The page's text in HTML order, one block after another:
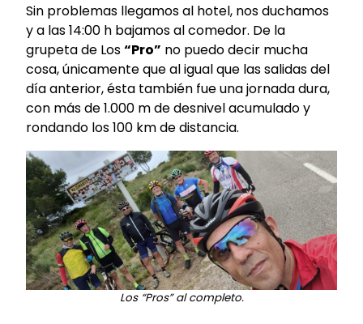
Sin problemas llegamos al hotel, nos duchamos
y a las 14:00 h bajamos al comedor. De la
grupeta de Los“Pro” no puedo decir mucha
cosa, únicamente que al igual que las salidas del
día anterior, ésta también fue una jornada dura,
con más de 1.000 m de desnivel acumulado y
rondando los 100 km de distancia.
Los “Pros” al completo.